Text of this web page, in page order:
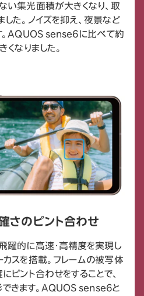
い集光面積が大きくなり、取
た。ノイズを抑え、夜景など
。AQUOS sense6に比べて約
なりました。
さのピント合わせ
躍的に高速・高精度を実現し
スを搭載。フレームの被写体
ピント合わせをすることで、
きます。AQUOS sense6と